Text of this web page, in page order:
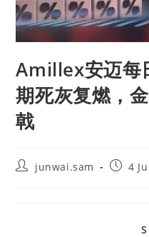
Amillex安迈每
期死灰复燃，
戟
junwai.sam 4